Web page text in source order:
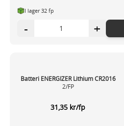
I lager 32 fp
- +
Batteri ENERGIZER Lithium CR2016
2/FP
31,35 kr/fp